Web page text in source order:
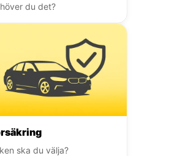
du det?
ska du välja?